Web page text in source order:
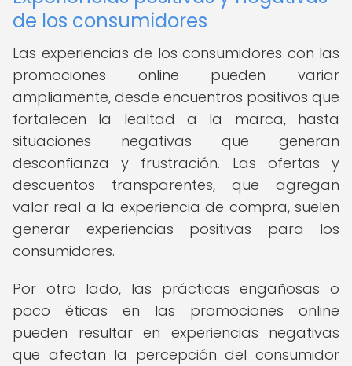
de los consumidores
Las experiencias de los consumidores con las
promociones online pueden variar
ampliamente, desde encuentros positivos que
fortalecen la lealtad a la marca, hasta
situaciones negativas que generan
desconfianza y frustración. Las ofertas y
descuentos transparentes, que agregan
valor real a la experiencia de compra, suelen
generar experiencias positivas para los
consumidores.
Por otro lado, las prácticas engañosas o
poco éticas en las promociones online
pueden resultar en experiencias negativas
que afectan la percepción del consumidor